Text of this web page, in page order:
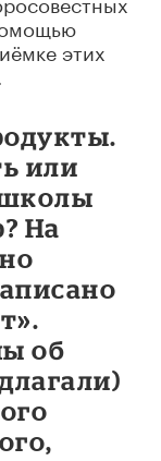
этих
или
На
об